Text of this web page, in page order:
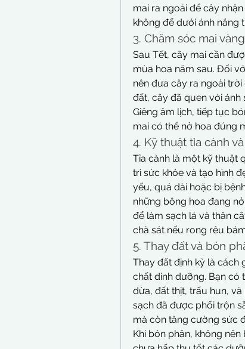
mai ra ngoài để cây
không để dưới ánh nắng
3. Chăm sóc mai
Sau Tết, cây mai cần
mùa hoa năm sau. Đối
nên đưa cây ra ngoài
đất, cây đã quen với ánh
Giêng âm lịch, tiếp tục
mai có thể nở hoa đúng
4. Kỹ thuật tỉa cành
Tỉa cành là một kỹ thuật
trì sức khỏe và tạo hình
yếu, quá dài hoặc bị
những bông hoa đang
để làm sạch lá và thân
chà sát nếu rong rêu
5. Thay đất và bón
Thay đất định kỳ là cách
chất dinh dưỡng. Bạn có
dừa, đất thịt, trấu hun,
sạch đã được phối trộn
mà còn tăng cường sức
Khi bón phân, không